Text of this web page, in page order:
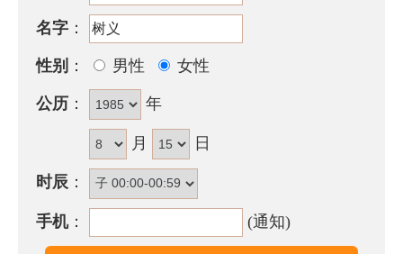
含树义的古诗词有哪些？
· 枝长南庭
树，池临北涧流。栖栖将
——《与弟游家园》
色向高阁，昼阴横半墙。每闻第一
光。
——《题神力师院》
· 北林积修树，南池生别岛。谈笑光六义，发论明三
名字 ：
性别 ： 男性 女性
公历 ： 年
月 日
时辰 ：
手机： (通知)